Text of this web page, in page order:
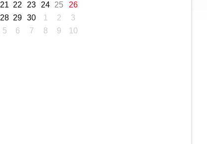
21 22 23 24 25
26
28 29 30 1 2
3
5 6 7 8 9 10